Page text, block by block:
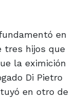
en
tres hijos que
la eximición
Di Pietro
en otro de